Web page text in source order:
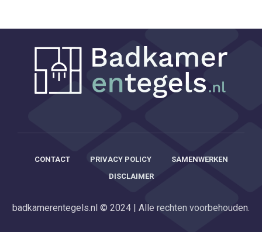
CONTACT PRIVACY POLICY
SAMENWERKEN
DISCLAIMER
badkamerentegels.nl © 2024 | Alle rechten voorbehouden.